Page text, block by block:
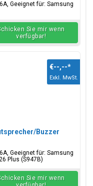
Geeignet für: Samsung
Sie mir wenn
verfügbar!
Buzzer
Geeignet für: Samsung
Plus (S947B)
€--,--*
Exkl. MwSt.
Sie mir wenn